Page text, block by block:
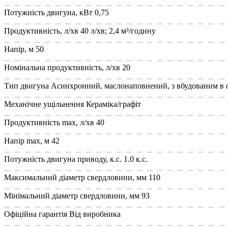
Потужність двигуна, кВт 0,75
Продуктивність, л/хв 40 л/хв; 2,4 м³/годину
Напір, м 50
Номінальна продуктивність, л/хв 20
Тип двигуна Асинхронний, маслонаповнений, з вбудованим в
Механічне ущільнення Кераміка/графіт
Продуктивність max, л/хв 40
Напір max, м 42
Потужність двигуна приводу, к.с. 1.0 к.с.
Максимальний діаметр свердловини, мм 110
Мінімальний діаметр свердловини, мм 93
Офіційна гарантія Від виробника